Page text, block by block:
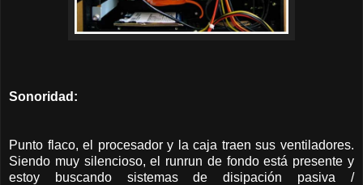
Sonoridad:
Punto flaco, el procesador y la caja traen sus ventiladores.
Siendo muy silencioso, el runrun de fondo está presente y
estoy buscando sistemas de disipación pasiva /